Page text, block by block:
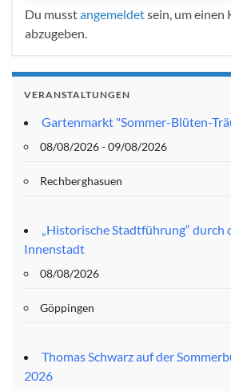
Du musstangemeldetsein, um einen
abzugeben.
VERANSTALTUNGEN
Gartenmarkt "Sommer-Blüten-
08/08/2026 - 09/08/2026
Rechberghasuen
„Historische Stadtführung“ durch
Innenstadt
08/08/2026
Göppingen
Thomas Schwarz auf der
2026